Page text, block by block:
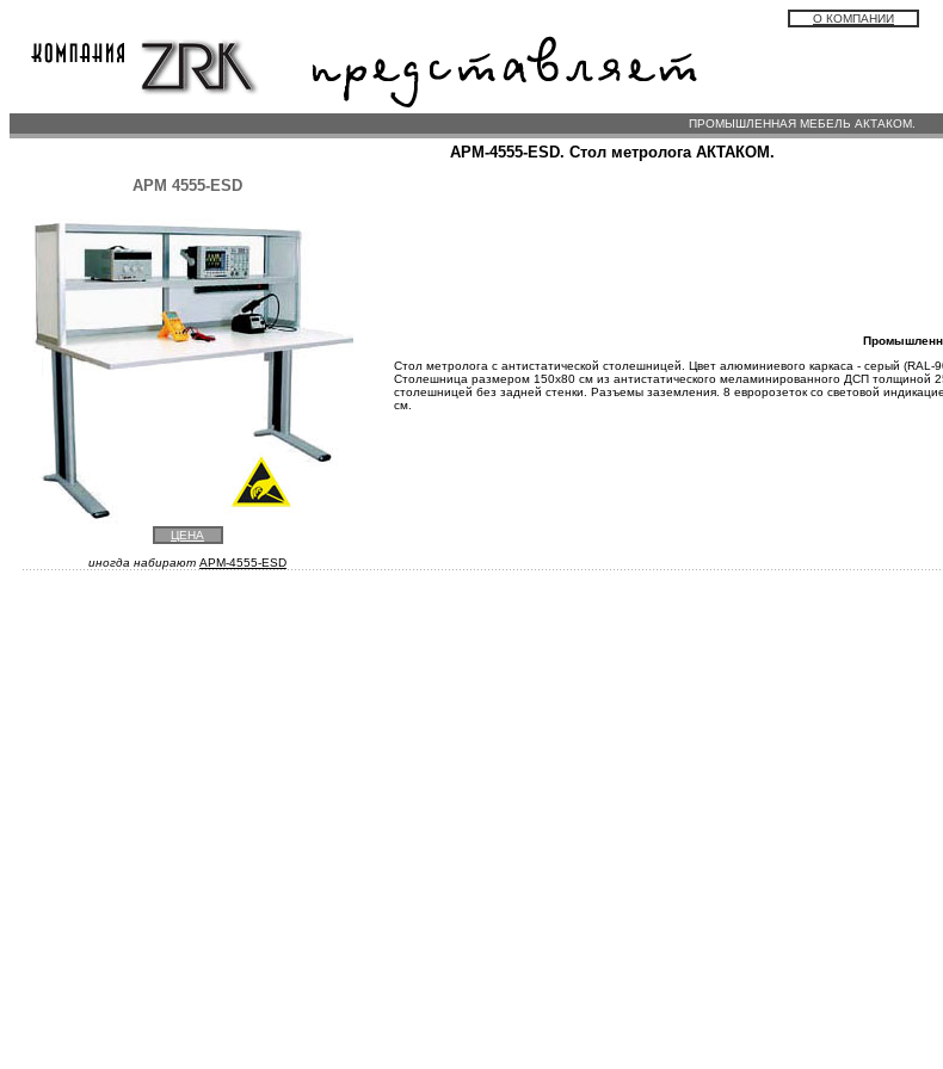
О КОМПАНИИ
ПРОМЫШЛЕННАЯ МЕБЕЛЬ АКТАКОМ.
АРМ-4555-ESD. Стол метролога АКТАКОМ.
АРМ 4555-ESD
Стол метролога с антистатической столешницей. Цвет алюминиевого каркаса - серый
Столешница размером 150х80 см из антистатического меламинированного ДСП толщиной
столешницей без задней стенки. Разъемы заземления. 8 евророзеток со световой
см.
ЦЕНА
иногда набирают APM-4555-ESD